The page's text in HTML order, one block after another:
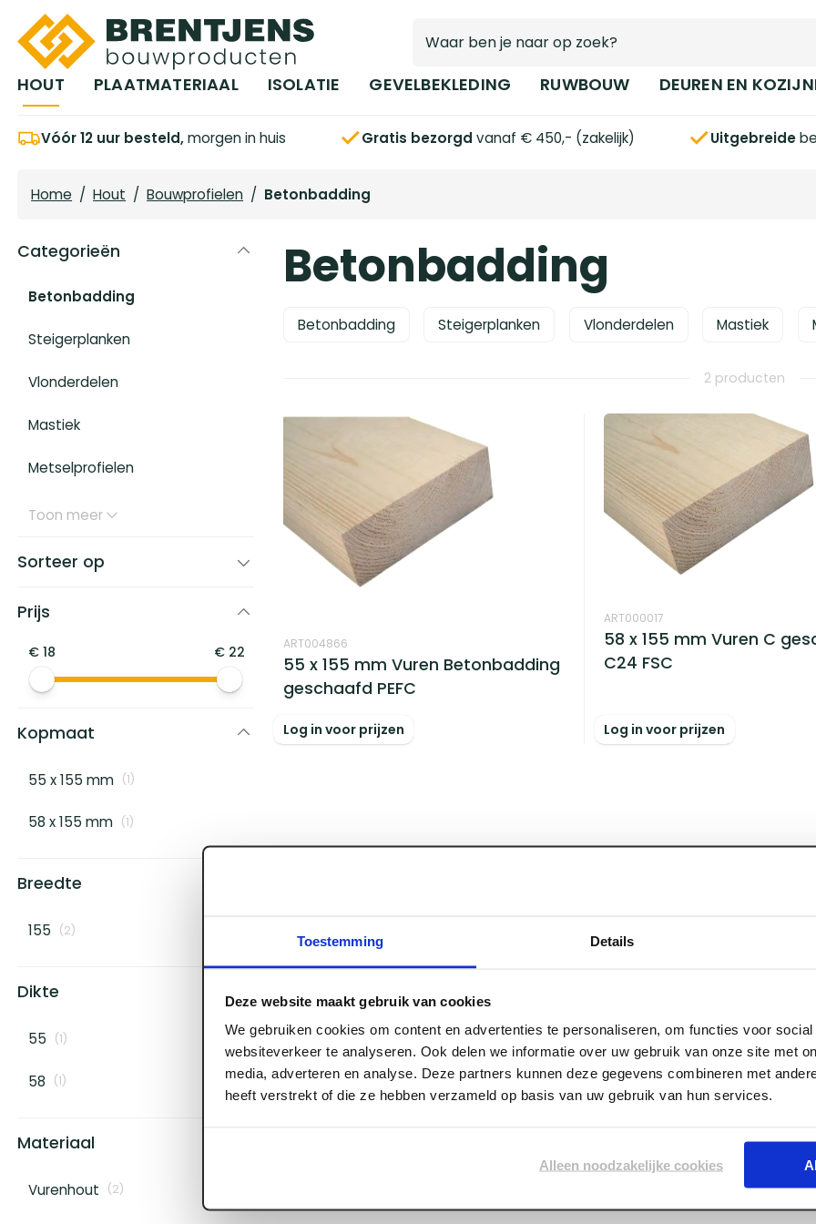
Toestemming Details
Deze website maakt gebruik van cookies
We gebruiken cookies om content en advertenties te personaliseren, om functies voor
websiteverkeer te analyseren. Ook delen we informatie over uw gebruik van onze site met
media, adverteren en analyse. Deze partners kunnen deze gegevens combineren met
heeft verstrekt of die ze hebben verzameld op basis van uw gebruik van hun services.
Alleen noodzakelijke cookies
Ga naar hoofdinhoud
HOUT PLAATMATERIAAL ISOLATIE GEVELBEKLEDING RUWBOUW DEUREN EN
Vóór 12 uur besteld,morgen in huis Gratis bezorgd vanaf € 450,- (zakelijk) Uitgebreide
Home / Hout / Bouwprofielen / Betonbadding
Betonbadding
Betonbadding Steigerplanken Vlonderdelen Mastiek
2 producten
ART004866
55 x 155 mm Vuren Betonbadding
geschaafd PEFC
Log in voor prijzen
ART000017
58 x 155 mm Vuren C
C24 FSC
Log in voor prijzen
Categorieën
Betonbadding
Steigerplanken
Vlonderdelen
Mastiek
Metselprofielen
Toon meer
Sorteer op
Prijs
€ 18 € 22
Kopmaat
55 x 155 mm (1)
58 x 155 mm (1)
Breedte
155 (2)
Dikte
55 (1)
58 (1)
Materiaal
Vurenhout (2)